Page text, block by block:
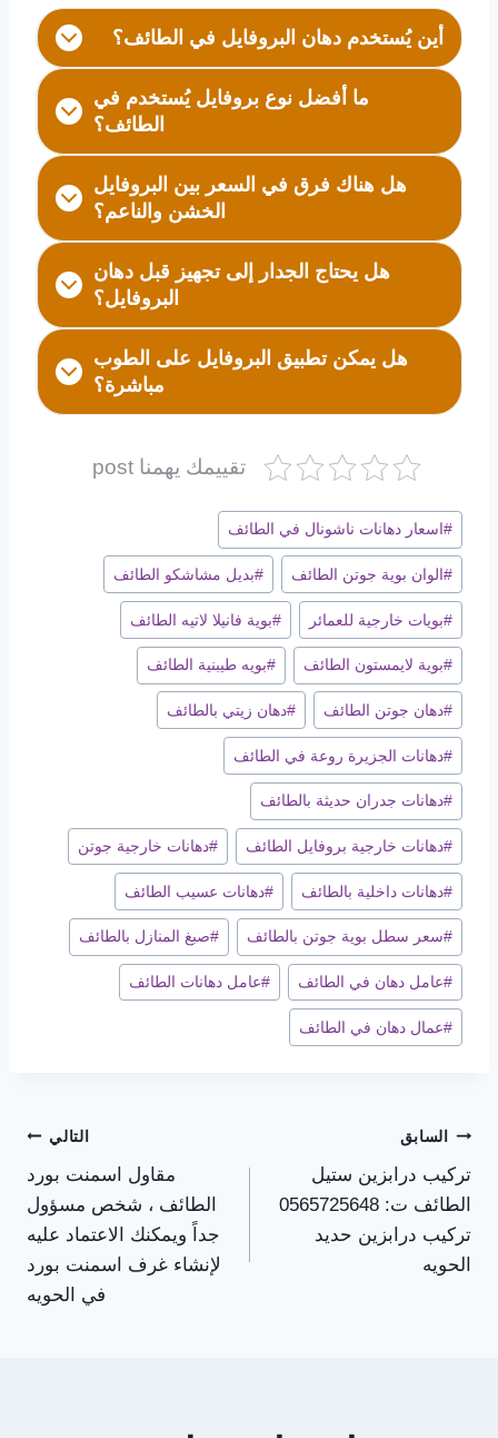
أين يُستخدم دهان البروفايل في الطائف؟
ما أفضل نوع بروفايل يُستخدم في
الطائف؟
هل هناك فرق في السعر بين البروفايل
الخشن والناعم؟
هل يحتاج الجدار إلى تجهيز قبل دهان
البروفايل؟
هل يمكن تطبيق البروفايل على الطوب
مباشرة؟
تقييمك يهمنا post
وسوم
المقال:
# اسعار دهانات ناشونال في الطائف
# الوان بوية جوتن الطائف #بديل مشاشكو الطائف
#بويات خارجية للعمائر #بوية فانيلا لاتيه الطائف
#بوية لايمستون الطائف #بويه طيبنية الطائف
#دهان جوتن الطائف #دهان زيتي بالطائف
#دهانات الجزيرة روعة في الطائف
#دهانات جدران حديثة بالطائف
#دهانات خارجية بروفايل الطائف #دهانات خارجية جوتن
#دهانات داخلية بالطائف #دهانات عسيب الطائف
#سعر سطل بوية جوتن بالطائف #صبغ المنازل بالطائف
#عامل دهان في الطائف #عامل دهانات الطائف
#عمال دهان في الطائف
تصفّح
المقالات
السابق
تركيب درابزين ستيل
الطائف ت: 0565725648
تركيب درابزين حديد
الحويه
التالي
مقاول اسمنت بورد
الطائف ، شخص مسؤول
جداً ويمكنك الاعتماد عليه
لإنشاء غرف اسمنت بورد
في الحويه